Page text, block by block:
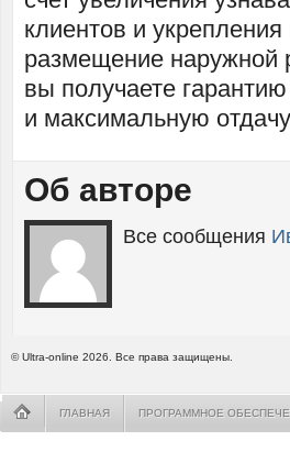
клиентов и
размещение
вы получаете
и максимальную
Об авторе
Все сообщения
© Ultra-online 2026. Все права защищены.
ГЛАВНАЯ ПРОГРАММНОЕ